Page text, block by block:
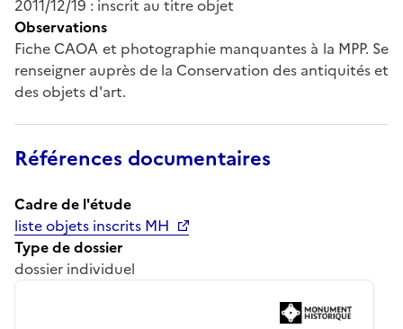
2011/12/19 : inscrit au titre objet
Observations
Fiche CAOA et photographie manquantes à la MPP. Se
renseigner auprès de la Conservation des antiquités et
des objets d'art.
Références documentaires
Cadre de l'étude
liste objets inscrits MH
Type de dossier
dossier individuel